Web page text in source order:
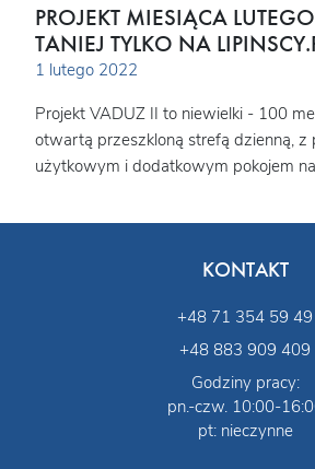
PROJEKT MIESIĄCA
TANIEJ TYLKO NA
1 lutego 2022
Projekt VADUZ II to niewielki - 100
otwartą przeszkloną strefą dzienną, z
użytkowym i dodatkowym pokojem
KONTAKT
+48 71 354 59 49
+48 883 909 409
Godziny pracy:
pn.-czw. 10:00-
pt: nieczynne